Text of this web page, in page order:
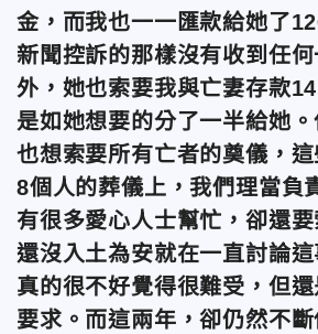
金，而我也一一匯款給她了
新聞控訴的那樣沒有收到任
外，她也索要我與亡妻存款
是如她想要的分了一半給她
也想索要所有亡者的奠儀，
8個人的葬儀上，我們理當負
有很多愛心人士幫忙，卻還要
還沒入土為安就在一直討論
真的很不好覺得很難受，但
要求。而這兩年，卻仍然不